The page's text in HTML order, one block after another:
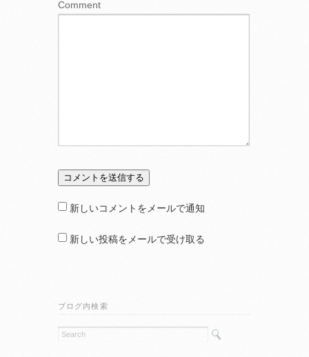
Comment
新しいコメントをメールで通知
新しい投稿をメールで受け取る
ブログ内検索